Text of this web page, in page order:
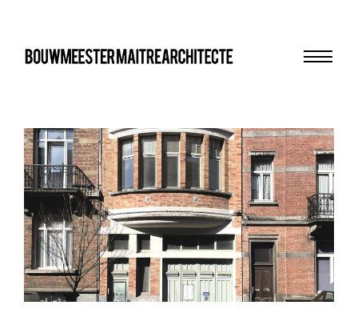
bma